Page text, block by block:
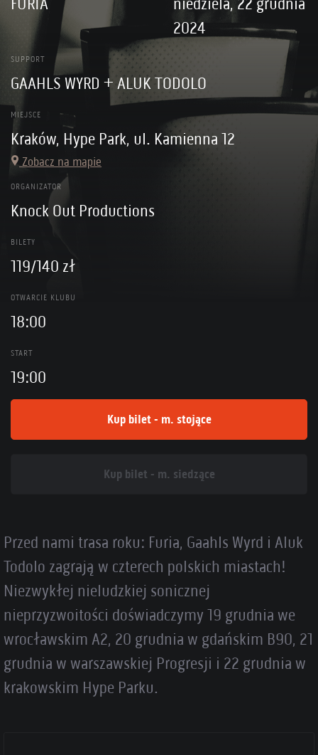
2024
SUPPORT
GAAHLS WYRD + ALUK TODOLO
MIEJSCE
Kraków, Hype Park, ul. Kamienna 12
Zobacz na mapie
ORGANIZATOR
Knock Out Productions
BILETY
119/140 zł
OTWARCIE KLUBU
18:00
START
19:00
Kup bilet - m. stojące
Kup bilet - m. siedzące
Przed nami trasa roku: Furia, Gaahls Wyrd i Aluk
Todolo zagrają w czterech polskich miastach!
Niezwykłej nieludzkiej sonicznej
nieprzyzwoitości doświadczymy 19 grudnia we
wrocławskim A2, 20 grudnia w gdańskim B90, 21
grudnia w warszawskiej Progresji i 22 grudnia w
krakowskim Hype Parku.